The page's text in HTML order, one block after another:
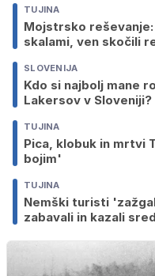
TUJINA
Mojstrsko
skalami, ven skočili
SLOVENIJA
Kdo si najbolj mane
Lakersov v Sloveniji?
TUJINA
Pica, klobuk in mrtvi
bojim'
TUJINA
Nemški turisti
zabavali in kazali